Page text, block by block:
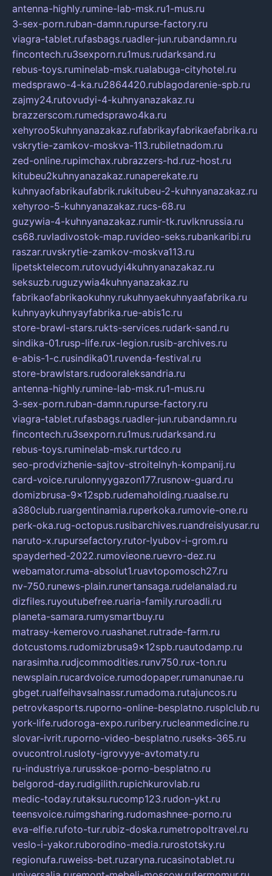
antenna-highly.rumine-lab-msk.ru1-mus.ru
3-sex-porn.ruban-damn.rupurse-factory.ru
viagra-tablet.rufasbags.ruadler-jun.rubandamn.ru
fincontech.ru3sexporn.ru1mus.rudarksand.ru
rebus-toys.ruminelab-msk.rualabuga-cityhotel.ru
medsprawo-4-ka.ru2864420.rublagodarenie-spb.ru
zajmy24.rutovudyi-4-kuhnyanazakaz.ru
brazzerscom.rumedsprawo4ka.ru
xehyroo5kuhnyanazakaz.rufabrikayfabrikaefabrika.ru
vskrytie-zamkov-moskva-113.rubiletnadom.ru
zed-online.rupimchax.rubrazzers-hd.ruz-host.ru
kitubeu2kuhnyanazakaz.runaperekate.ru
kuhnyaofabrikaufabrik.rukitubeu-2-kuhnyanazakaz.ru
xehyroo-5-kuhnyanazakaz.rucs-68.ru
guzywia-4-kuhnyanazakaz.rumir-tk.ruvlknrussia.ru
cs68.ruvladivostok-map.ruvideo-seks.rubankaribi.ru
raszar.ruvskrytie-zamkov-moskva113.ru
lipetsktelecom.rutovudyi4kuhnyanazakaz.ru
seksuzb.ruguzywia4kuhnyanazakaz.ru
fabrikaofabrikaokuhny.rukuhnyaekuhnyaafabrika.ru
kuhnyaykuhnyayfabrika.rue-abis1c.ru
store-brawl-stars.rukts-services.rudark-sand.ru
sindika-01.rusp-life.rux-legion.rusib-archives.ru
e-abis-1-c.rusindika01.ruvenda-festival.ru
store-brawlstars.rudooraleksandria.ru
antenna-highly.rumine-lab-msk.ru1-mus.ru
3-sex-porn.ruban-damn.rupurse-factory.ru
viagra-tablet.rufasbags.ruadler-jun.rubandamn.ru
fincontech.ru3sexporn.ru1mus.rudarksand.ru
rebus-toys.ruminelab-msk.rurtdco.ru
seo-prodvizhenie-sajtov-stroitelnyh-kompanij.ru
card-voice.rurulonnyygazon177.rusnow-guard.ru
domizbrusa-9x12spb.rudemaholding.ruaalse.ru
a380club.ruargentinamia.ruperkoka.rumovie-one.ru
perk-oka.rug-octopus.rusibarchives.ruandreislyusar.ru
naruto-x.rupursefactory.rutor-lyubov-i-grom.ru
spayderhed-2022.rumovieone.ruevro-dez.ru
webamator.ruma-absolut1.ruavtopomosch27.ru
nv-750.runews-plain.runertansaga.rudelanalad.ru
dizfiles.ruyoutubefree.ruaria-family.ruroadli.ru
planeta-samara.rumysmartbuy.ru
matrasy-kemerovo.ruashanet.rutrade-farm.ru
dotcustoms.rudomizbrusa9x12spb.ruautodamp.ru
narasimha.rudjcommodities.runv750.rux-ton.ru
newsplain.rucardvoice.rumodopaper.rumanunae.ru
gbget.rualfeihavsalnassr.rumadoma.rutajuncos.ru
petrovkasports.ruporno-online-besplatno.rusplclub.ru
york-life.rudoroga-expo.ruribery.rucleanmedicine.ru
slovar-ivrit.ruporno-video-besplatno.ruseks-365.ru
ovucontrol.rusloty-igrovyye-avtomaty.ru
ru-industriya.rurusskoe-porno-besplatno.ru
belgorod-day.rudigilith.rupichkurovlab.ru
medic-today.rutaksu.rucomp123.rudon-ykt.ru
teensvoice.ruimgsharing.rudomashnee-porno.ru
eva-elfie.rufoto-tur.rubiz-doska.rumetropoltravel.ru
veslo-i-yakor.ruborodino-media.rurostotsky.ru
regionufa.ruweiss-bet.ruzaryna.rucasinotablet.ru